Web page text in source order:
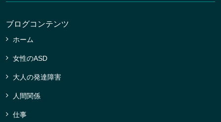
ブログコンテンツ
ホーム
女性のASD
大人の発達障害
人間関係
仕事